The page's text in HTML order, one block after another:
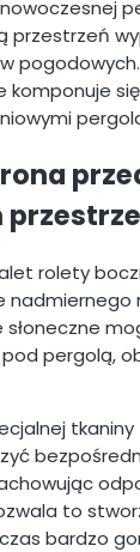
przestrzeń
komponuje
rolety
pergolą,
to
bardzo